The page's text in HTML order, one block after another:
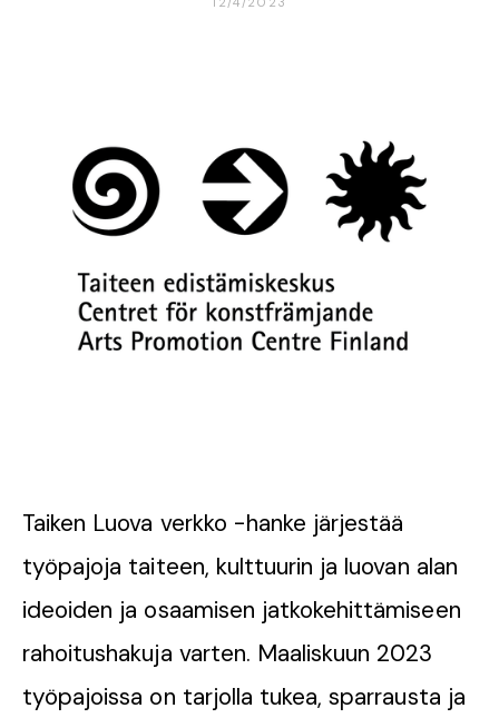
Taiken Luova verkko -hanke järjestää
työpajoja taiteen, kulttuurin ja luovan alan
ideoiden ja osaamisen jatkokehittämiseen
rahoitushakuja varten. Maaliskuun 2023
työpajoissa on tarjolla tukea, sparrausta ja